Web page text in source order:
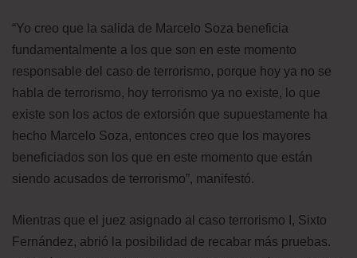
“Yo creo que la salida de Marcelo Soza beneficia
fundamentalmente a los que son en este momento
responsable del caso de terrorismo, porque hoy ya no se
habla de terrorismo, hoy terrorismo ya no existe, lo que
existe son los actos de extorsión que supuestamente ha
hecho Marcelo Soza, entonces creo que los mayores
beneficiados son los que en este momento que están
siendo acusados de terrorismo”, manifestó.
Mientras que el juez asignado al caso terrorismo I, Sixto
Fernández, abrió la posibilidad de recabar más pruebas.